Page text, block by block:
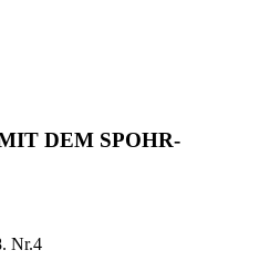
DEM SPOHR-
Nr.4